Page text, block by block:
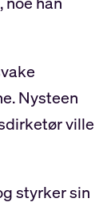
Nysteen
ville
styrker sin